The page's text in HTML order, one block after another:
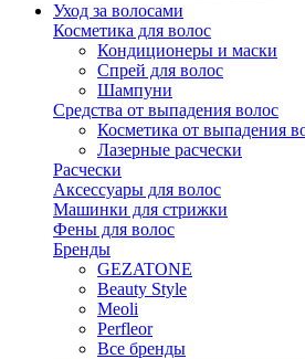
Уход за волосами
Косметика для волос
Кондиционеры и маски
Спрей для волос
Шампуни
Средства от выпадения волос
Косметика от выпадения
Лазерные расчески
Расчески
Аксессуары для волос
Машинки для стрижки
Фены для волос
Бренды
GEZATONE
Beauty Style
Meoli
Perfleor
Все бренды